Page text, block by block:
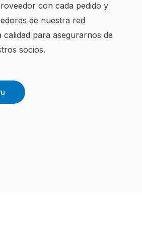
con cada pedido y
de nuestra red
para asegurarnos de
socios.